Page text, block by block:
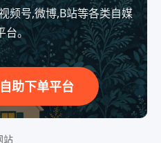
频号,微博,B站等各类自媒
台。
助下单平台
站